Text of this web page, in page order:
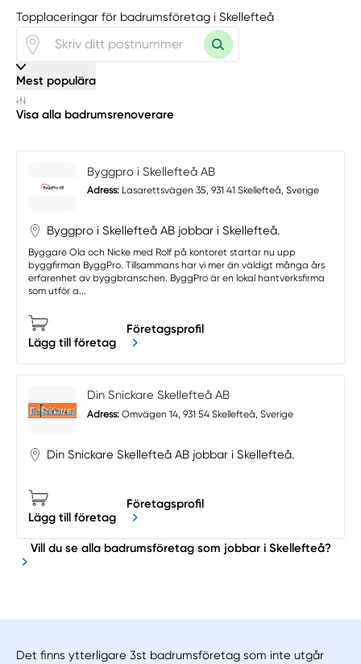
Topplaceringar för badrumsföretag i Skellefteå
Mest populära
Visa alla badrumsrenoverare
Byggpro i Skellefteå AB
Adress: Lasarettsvägen 35, 931 41 Skellefteå, Sverige
Byggpro i Skellefteå AB jobbar i Skellefteå.
Byggare Ola och Nicke med Rolf på kontoret startar nu upp
byggfirman ByggPro. Tillsammans har vi mer än väldigt många års
erfarenhet av byggbranschen. ByggPro är en lokal hantverksfirma
som utför a...
Lägg till företag
Företagsprofil
Din Snickare Skellefteå AB
Adress: Omvägen 14, 931 54 Skellefteå, Sverige
Din Snickare Skellefteå AB jobbar i Skellefteå.
Lägg till företag
Företagsprofil
Vill du se alla badrumsföretag som jobbar i Skellefteå?
Det finns ytterligare 3st badrumsföretag som inte utgår